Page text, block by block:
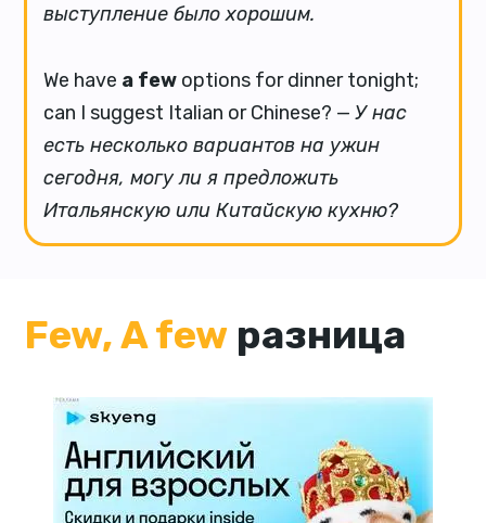
выступление было хорошим.
We have a few options for dinner tonight;
can I suggest Italian or Chinese? —У нас
есть несколько вариантов на ужин
сегодня, могу ли я предложить
Итальянскую или Китайскую кухню?
Few, A few разница